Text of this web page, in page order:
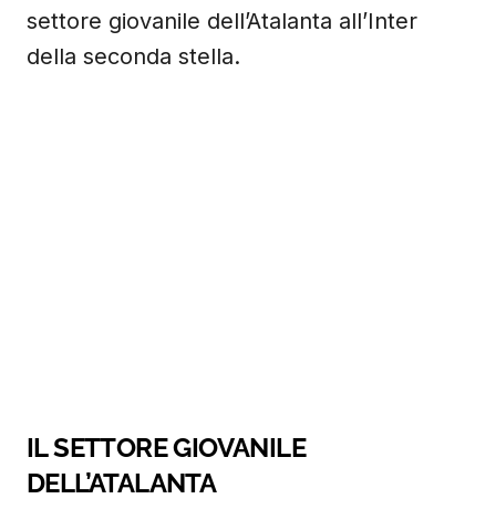
settore giovanile dell’Atalanta all’Inter
della seconda stella.
IL SETTORE GIOVANILE
DELL’ATALANTA